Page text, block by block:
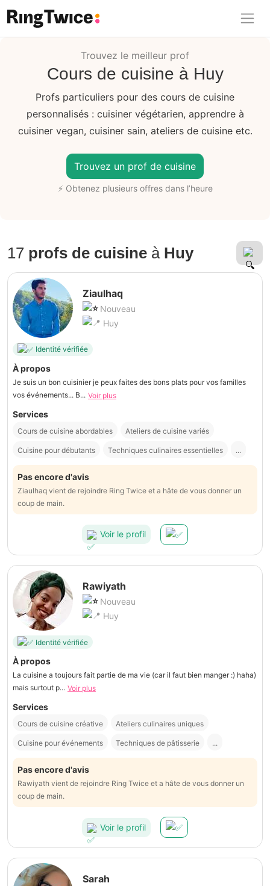
Ring Twice
Trouvez le meilleur prof
Cours de cuisine à Huy
Profs particuliers pour des cours de cuisine
personnalisés : cuisiner végétarien, apprendre à
cuisiner vegan, cuisiner sain, ateliers de cuisine etc.
Trouvez un prof de cuisine
⚡ Obtenez plusieurs offres dans l’heure
17 profs de cuisine à Huy
Ziaulhaq
Nouveau
Huy
Identité vérifiée
À propos
Je suis un bon cuisinier je peux faites des bons plats pour vos familles
vos événements... B... Voir plus
Services
Cours de cuisine abordables Ateliers de cuisine variés
Cuisine pour débutants Techniques culinaires essentielles ...
Pas encore d'avis
Ziaulhaq vient de rejoindre Ring Twice et a hâte de vous donner un
coup de main.
Voir le profil
Rawiyath
Nouveau
Huy
Identité vérifiée
À propos
La cuisine a toujours fait partie de ma vie (car il faut bien manger :) haha)
mais surtout p... Voir plus
Services
Cours de cuisine créative Ateliers culinaires uniques
Cuisine pour événements Techniques de pâtisserie ...
Pas encore d'avis
Rawiyath vient de rejoindre Ring Twice et a hâte de vous donner un
coup de main.
Voir le profil
Sarah